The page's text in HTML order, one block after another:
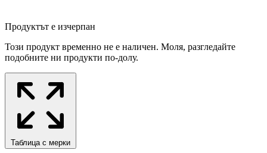
Продуктът е изчерпан
Този продукт временно не е наличен. Моля, разгледайте
подобните ни продукти по-долу.
Таблица с мерки